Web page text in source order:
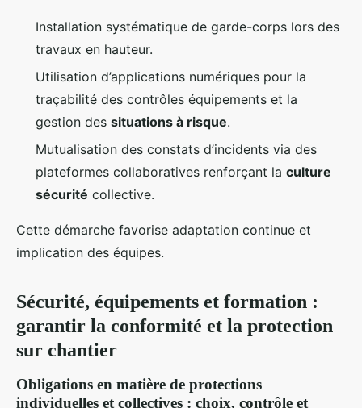
Installation systématique de garde-corps lors des
travaux en hauteur.
Utilisation d’applications numériques pour la
traçabilité des contrôles équipements et la
gestion des situations à risque.
Mutualisation des constats d’incidents via des
plateformes collaboratives renforçant la culture
sécurité collective.
Cette démarche favorise adaptation continue et
implication des équipes.
Sécurité, équipements et formation :
garantir la conformité et la protection
sur chantier
Obligations en matière de protections
individuelles et collectives : choix, contrôle et